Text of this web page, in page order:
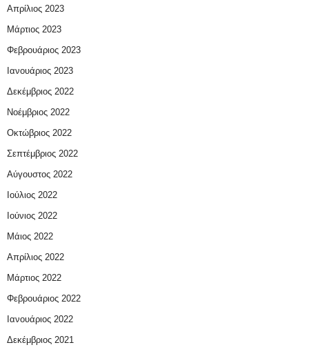
Απρίλιος 2023
Μάρτιος 2023
Φεβρουάριος 2023
Ιανουάριος 2023
Δεκέμβριος 2022
Νοέμβριος 2022
Οκτώβριος 2022
Σεπτέμβριος 2022
Αύγουστος 2022
Ιούλιος 2022
Ιούνιος 2022
Μάιος 2022
Απρίλιος 2022
Μάρτιος 2022
Φεβρουάριος 2022
Ιανουάριος 2022
Δεκέμβριος 2021